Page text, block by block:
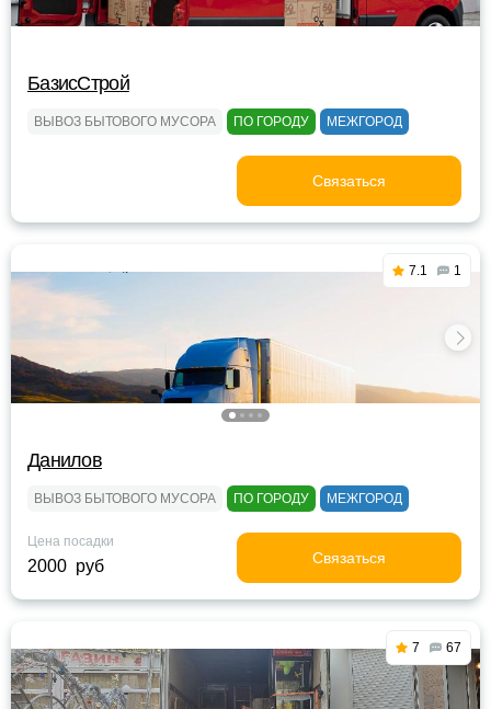
БазисСтрой
ВЫВОЗ БЫТОВОГО МУСОРА ПО ГОРОДУ МЕЖГОРОД
Связаться
7.1 1
Данилов
ВЫВОЗ БЫТОВОГО МУСОРА ПО ГОРОДУ МЕЖГОРОД
Цена посадки
2000 руб Связаться
7 67